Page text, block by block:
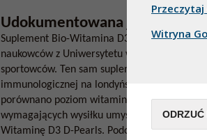
Udokumentowana jakość
Suplement Bio-Witamina D3 D-Pearls został
naukowców z Uniwersytetu w Oslo w
sportowców. Ten sam suplement
immunologicznej na londyńskim Queen
porównano poziom witaminy D3 u uczniów i
wymagających wysiłku umysłowego.
Witaminę D3 D-Pearls. Podobne badanie
Witryna